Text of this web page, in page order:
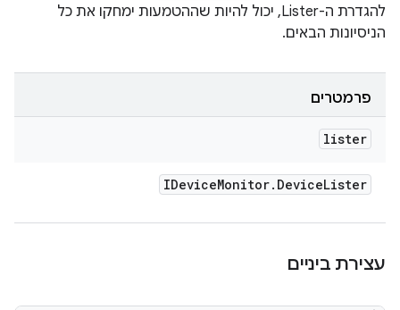
להגדרת ה-Lister, יכול להיות שההטמעות ימחקו את כל
הניסיונות הבאים.
פרמטרים
lister
IDeviceMonitor. DeviceLister
עצירת ביניים